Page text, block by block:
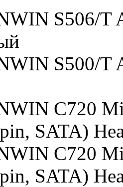
S506/T
S500/T
C720
SATA)
C720
SATA)